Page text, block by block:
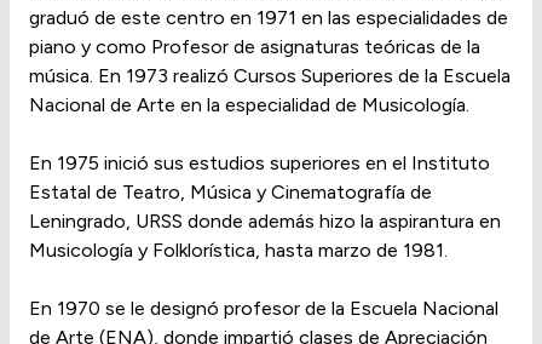
graduó de este centro en 1971 en las especialidades de
piano y como Profesor de asignaturas teóricas de la
música. En 1973 realizó Cursos Superiores de la Escuela
Nacional de Arte en la especialidad de Musicología.
En 1975 inició sus estudios superiores en el Instituto
Estatal de Teatro, Música y Cinematografía de
Leningrado, URSS donde además hizo la aspirantura en
Musicología y Folklorística, hasta marzo de 1981.
En 1970 se le designó profesor de la Escuela Nacional
de Arte (ENA), donde impartió clases de Apreciación